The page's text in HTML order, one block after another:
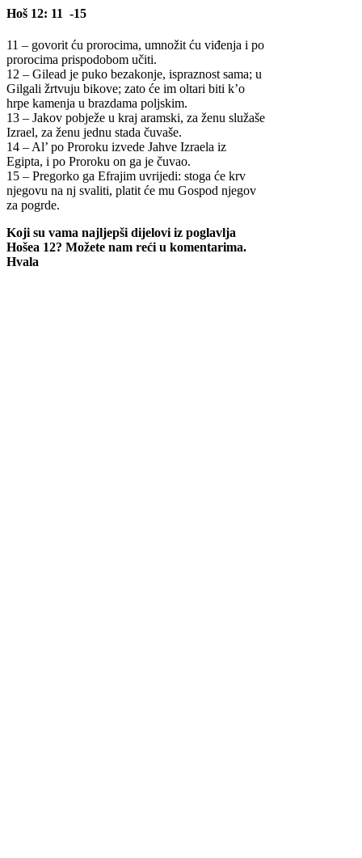
Hoš 12: 11 -15
11 – govorit ću prorocima, umnožit ću viđenja i po
prorocima prispodobom učiti.
12 – Gilead je puko bezakonje, ispraznost sama; u
Gilgali žrtvuju bikove; zato će im oltari biti k’o
hrpe kamenja u brazdama poljskim.
13 – Jakov pobježe u kraj aramski, za ženu služaše
Izrael, za ženu jednu stada čuvaše.
14 – Al’ po Proroku izvede Jahve Izraela iz
Egipta, i po Proroku on ga je čuvao.
15 – Pregorko ga Efrajim uvrijedi: stoga će krv
njegovu na nj svaliti, platit će mu Gospod njegov
za pogrde.
Koji su vama najljepši dijelovi iz poglavlja
Hošea 12? Možete nam reći u komentarima.
Hvala